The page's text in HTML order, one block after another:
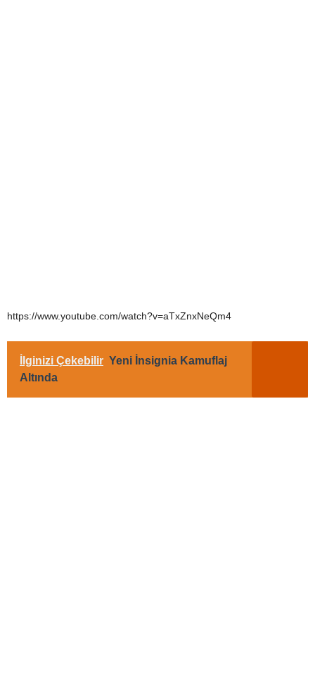
https://www.youtube.com/watch?v=aTxZnxNeQm4
İlginizi Çekebilir Yeni İnsignia Kamuflaj
Altında